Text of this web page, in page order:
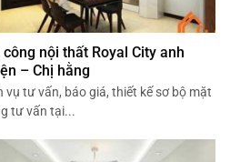
công nội thất Royal City anh
– Chị hằng
vụ tư vấn, báo giá, thiết kế sơ bộ mặt
tư vấn tại...